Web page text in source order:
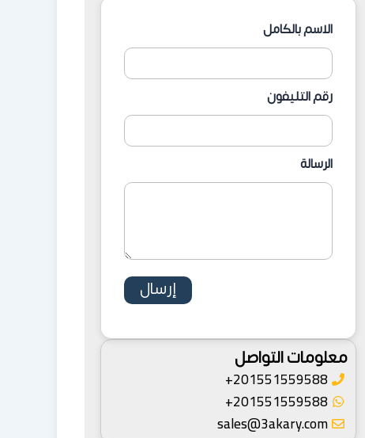
الاسم بالكامل
رقم التليفون
الرسالة
معلومات التواصل
201551559588+
201551559588+
sales@3akary.com